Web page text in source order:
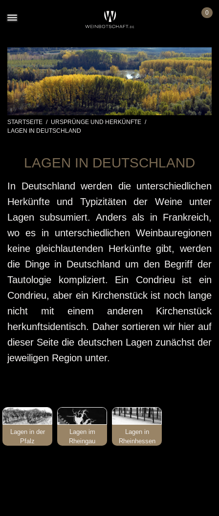
0
STARTSEITE / URSPRÜNGE UND HERKÜNFTE /
LAGEN IN DEUTSCHLAND
LAGEN IN DEUTSCHLAND
In Deutschland werden die unterschiedlichen
Herkünfte und Typizitäten der Weine unter
Lagen subsumiert. Anders als in Frankreich,
wo es in unterschiedlichen Weinbauregionen
keine gleichlautenden Herkünfte gibt, werden
die Dinge in Deutschland um den Begriff der
Tautologie kompliziert. Ein Condrieu ist ein
Condrieu, aber ein Kirchenstück ist noch lange
nicht mit einem anderen Kirchenstück
herkunftsidentisch. Daher sortieren wir hier auf
dieser Seite die deutschen Lagen zunächst der
jeweiligen Region unter.
Lagen in der
Pfalz
Lagen im
Rheingau
Lagen in
Rheinhessen